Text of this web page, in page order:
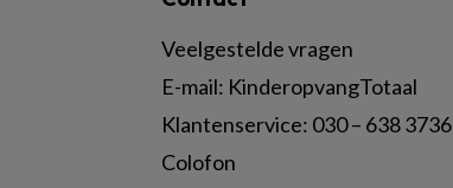
Veelgestelde vragen
E-mail: KinderopvangTotaal
Klantenservice: 030 – 638 3736
Colofon